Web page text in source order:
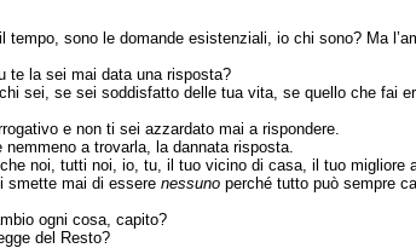
tempo, sono le domande esistenziali, io chi sono? Ma
te la sei mai data una risposta?
sei, se sei soddisfatto delle tua vita, se quello che fai
e non ti sei azzardato mai a rispondere.
a trovarla, la dannata risposta.
noi, tutti noi, io, tu, il tuo vicino di casa, il tuo
smette mai di esserenessuno perché tutto può sempre
ogni cosa, capito?
del Resto?